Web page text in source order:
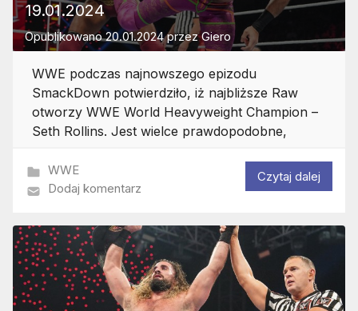
19.01.2024
Opublikowano20.01.2024przezGiero
WWE podczas najnowszego epizodu
SmackDown potwierdziło, iż najbliższe Raw
otworzy WWE World Heavyweight Champion –
Seth Rollins. Jest wielce prawdopodobne,
WWE
Dodaj komentarz
Czytaj dalej